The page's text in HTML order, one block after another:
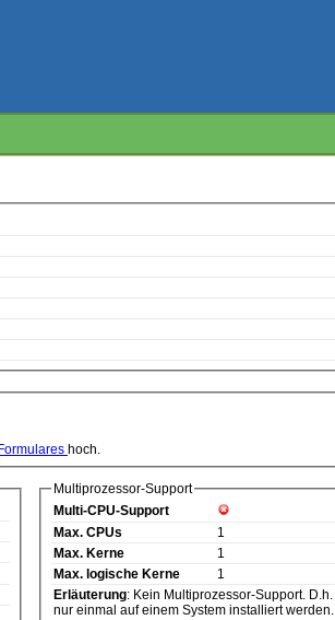
hoch.
Multiprozessor-Support
Multi-CPU-Support
Max. CPUs
1
Max. Kerne
1
Max. logische Kerne
1
Erläuterung: Kein Multiprozessor-Support. D.h. diese CPU kann
nur einmal auf einem System installiert werden.